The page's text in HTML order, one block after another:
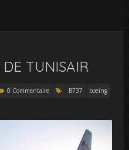
TUNISAIR
0 Commentaire B737
boeing